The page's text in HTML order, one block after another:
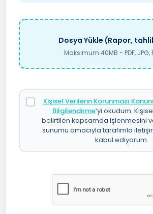
Dosya Yükle (Rapor,
Maksimum 40MB - PDF, JPG,
Kişisel Verilerin Korunması
Bilgilendirme’yi okudum.
belirtilen kapsamda işlenmesini
sunumu amacıyla tarafımla
kabul ediyorum.